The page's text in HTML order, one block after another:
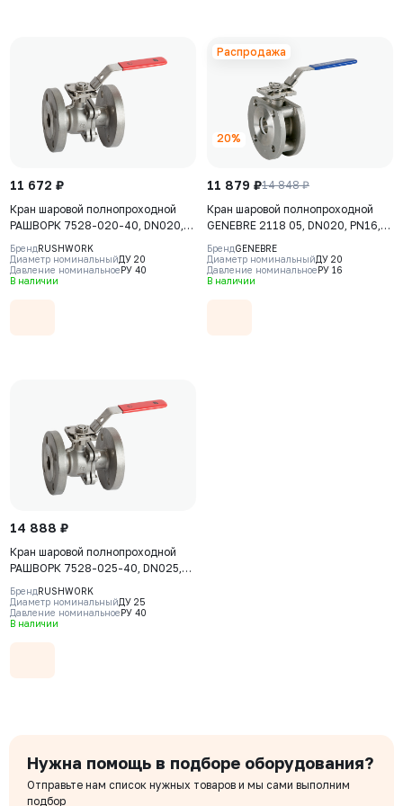
11 672 ₽
Кран шаровой полнопроходной
РАШВОРК 7528-020-40, DN020,
PN40, корпус - AISI316 (CF8М),
шар - AISI316 (CF8М), уплотнение
шара - PTFE, Ф/Ф, двухсоставной,
БрендRUSHWORK
Диаметр номинальныйДУ 20
Давление номинальноеРУ 40
В наличии
Распродажа
11 879 ₽14 848 ₽
20%
Кран шаровой полнопроходной
GENEBRE 2118 05, DN020, PN16,
корпус - CF8M, шар - CF8M,
уплотнение шара - PTFE+15% GF,
М/Ф, ISO 5211, F03/F04,
БрендGENEBRE
Диаметр номинальныйДУ 20
Давление номинальноеРУ 16
В наличии
14 888 ₽
Кран шаровой полнопроходной
РАШВОРК 7528-025-40, DN025,
PN40, корпус - AISI316 (CF8М),
шар - AISI316 (CF8М), уплотнение
шара - PTFE, Ф/Ф, двухсоставной,
БрендRUSHWORK
Диаметр номинальныйДУ 25
Давление номинальноеРУ 40
В наличии
Нужна помощь в подборе оборудования?
Отправьте нам список нужных товаров и мы сами выполним
подбор